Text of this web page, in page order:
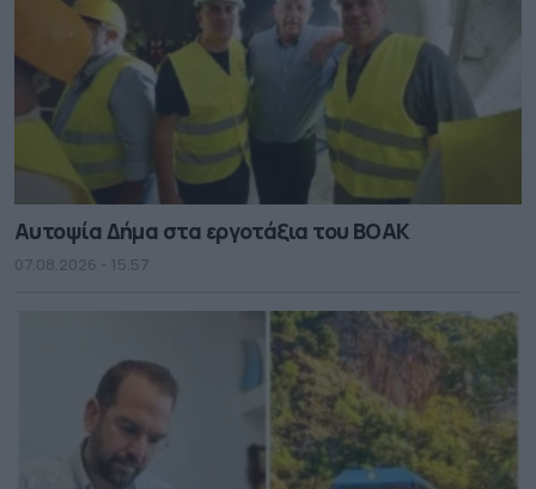
Αυτοψία Δήμα στα εργοτάξια του ΒΟΑΚ
07.08.2026 - 15.57